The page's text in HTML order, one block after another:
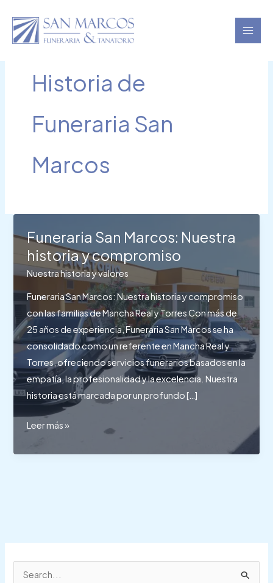
contenido
Historia de
Funeraria San
Marcos
Funeraria San Marcos: Nuestra
historia y compromiso
Nuestra historia y valores
Funeraria San Marcos: Nuestra historia y compromiso
con las familias de Mancha Real y Torres Con más de
25 años de experiencia, Funeraria San Marcos se ha
consolidado como un referente en Mancha Real y
Torres, ofreciendo servicios funerarios basados en la
empatía, la profesionalidad y la excelencia. Nuestra
historia está marcada por un profundo […]
Funeraria
Marcos:
Leer más »